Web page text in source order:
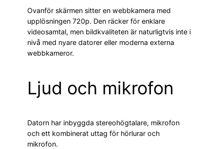
Ovanför skärmen sitter en webbkamera med
upplösningen 720p. Den räcker för enklare
videosamtal, men bildkvaliteten är naturligtvis inte i
nivå med nyare datorer eller moderna externa
webbkameror.
Ljud och mikrofon
Datorn har inbyggda stereohögtalare, mikrofon
och ett kombinerat uttag för hörlurar och
mikrofon.